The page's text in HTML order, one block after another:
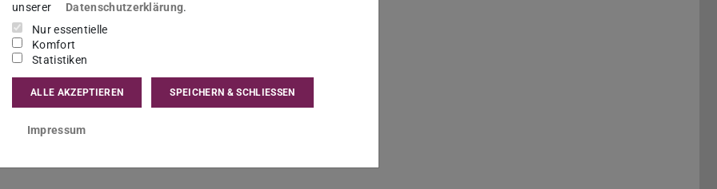
die Professur
„Friedens- und
an, die die Technische Universität Darmstadt und
Berufung Ides baut das PRIF seine
weiter aus. Gleichzeitig vertiefen PRIF und
unserer
Datenschutzerklärung.
Nur essentielle
Komfort
Statistiken
ALLE AKZEPTIEREN SPEICHERN & SCHLIESSEN
Impressum